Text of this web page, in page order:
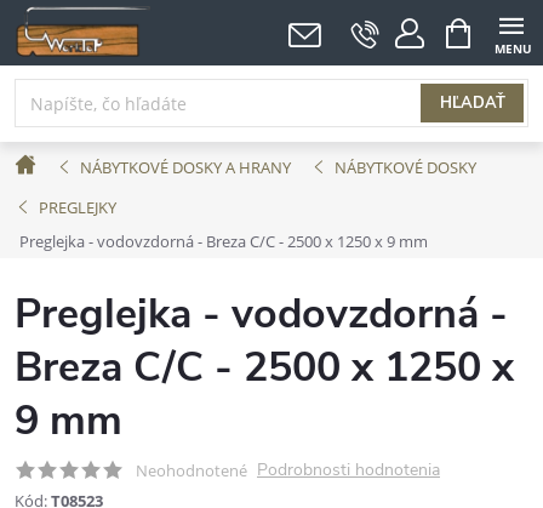
Prejsť
na
obsah
HĽADAŤ
NÁKUPNÝ
KOŠÍK
DomovNÁBYTKOVÉ DOSKY A HRANY
NÁBYTKOVÉ DOSKY
PREGLEJKY
Preglejka - vodovzdorná - Breza C/C - 2500 x 1250 x 9 mm
Preglejka - vodovzdorná -
Breza C/C - 2500 x 1250 x
9 mm
Neohodnotené Podrobnosti hodnotenia
Kód:T08523